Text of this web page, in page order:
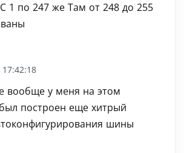
1 по 247 же Там от 248 до 255
вообще у меня на этом
построен еще хитрый
шины